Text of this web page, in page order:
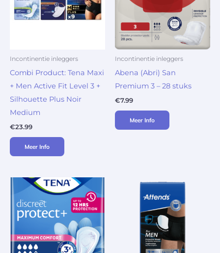
Incontinentie inleggers
Combi Product: Tena Maxi
+ Men Active Fit Level 3 +
Silhouette Plus Noir
Medium
€23.99
Meer Info
Incontinentie inleggers
Abena (Abri) San
Premium 3 – 28 stuks
€7.99
Meer Info